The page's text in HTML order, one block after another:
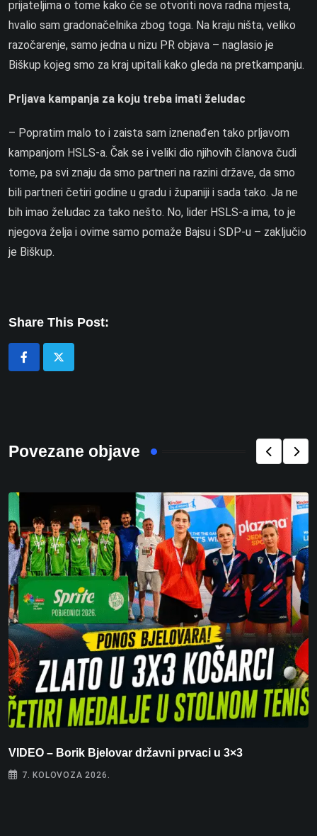
prijateljima o tome kako će se otvoriti nova radna mjesta,
hvalio sam gradonačelnika zbog toga. Na kraju ništa, veliko
razočarenje, samo jedna u nizu PR objava – naglasio je
Biškup kojeg smo za kraj upitali kako gleda na pretkampanju.
Prljava kampanja za koju treba imati želudac
– Popratim malo to i zaista sam iznenađen tako prljavom
kampanjom HSLS-a. Čak se i veliki dio njihovih članova čudi
tome, pa svi znaju da smo partneri na razini države, da smo
bili partneri četiri godine u gradu i županiji i sada tako. Ja ne
bih imao želudac za tako nešto. No, lider HSLS-a ima, to je
njegova želja i ovime samo pomaže Bajsu i SDP-u – zaključio
je Biškup.
Share This Post:
Povezane objave
VIDEO – Borik Bjelovar državni prvaci u 3×3
7. KOLOVOZA 2026.